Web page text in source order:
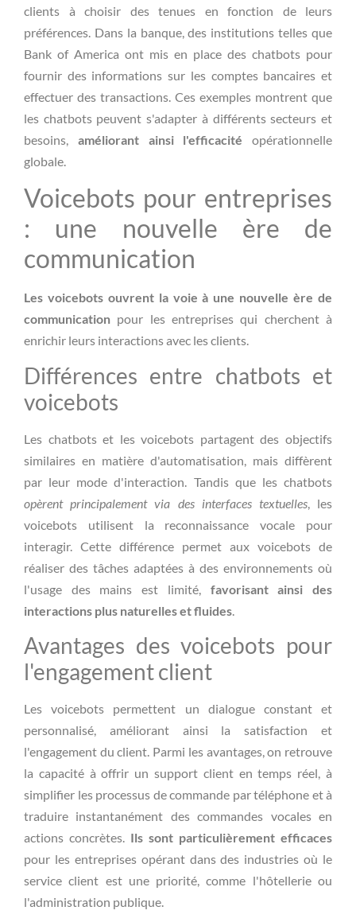
clients à choisir des tenues en fonction de leurs
préférences. Dans la banque, des institutions telles que
Bank of America ont mis en place des chatbots pour
fournir des informations sur les comptes bancaires et
effectuer des transactions. Ces exemples montrent que
les chatbots peuvent s'adapter à différents secteurs et
besoins, améliorant ainsi l'efficacité opérationnelle
globale.
Voicebots pour entreprises
: une nouvelle ère de
communication
Les voicebots ouvrent la voie à une nouvelle ère de
communication pour les entreprises qui cherchent à
enrichir leurs interactions avec les clients.
Différences entre chatbots et
voicebots
Les chatbots et les voicebots partagent des objectifs
similaires en matière d'automatisation, mais diffèrent
par leur mode d'interaction. Tandis que les chatbots
opèrent principalement via des interfaces textuelles, les
voicebots utilisent la reconnaissance vocale pour
interagir. Cette différence permet aux voicebots de
réaliser des tâches adaptées à des environnements où
l'usage des mains est limité, favorisant ainsi des
interactions plus naturelles et fluides
Avantages des voicebots pour
l'engagement client
Les voicebots permettent un dialogue constant et
personnalisé, améliorant ainsi la satisfaction et
l'engagement du client. Parmi les avantages, on retrouve
la capacité à offrir un support client en temps réel, à
simplifier les processus de commande par téléphone et à
traduire instantanément des commandes vocales en
actions concrètes. Ils sont particulièrement efficaces
pour les entreprises opérant dans des industries où le
service client est une priorité, comme l'hôtellerie ou
l'administration publique.